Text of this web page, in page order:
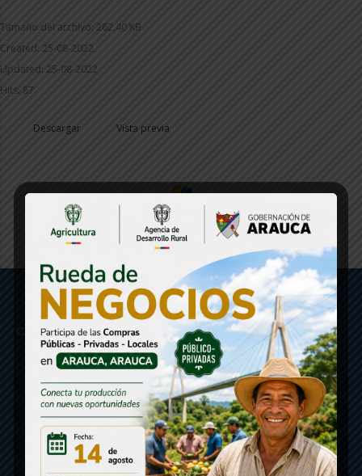
Tamaño del archivo: 262.40 KB
Created: 25-08-2022
Updated: 25-08-2022
Hits: 87
Descargar Vista previa
Gobernación de Arauca